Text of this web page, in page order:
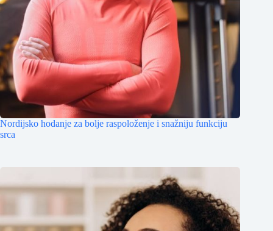
Nordijsko hodanje za bolje raspoloženje i snažniju funkciju
srca